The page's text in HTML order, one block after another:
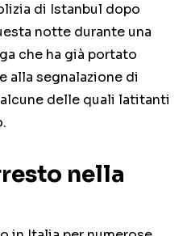
di Istanbul dopo
notte durante una
che ha già portato
alla segnalazione di
delle quali latitanti
nella